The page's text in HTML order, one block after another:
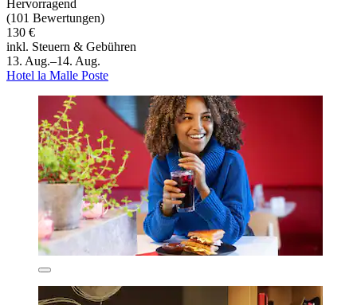
Hervorragend
(101 Bewertungen)
130 €
inkl. Steuern & Gebühren
13. Aug.–14. Aug.
Hotel la Malle Poste